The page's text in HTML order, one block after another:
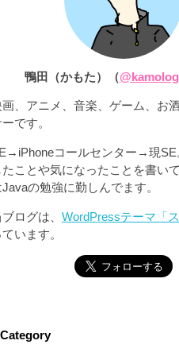
鴨田（かもた）（
画、アニメ、音楽、ゲーム、お
です。
コールセンター→現SE
たことや気になったことを書い
Javaの勉強に勤しんでます。
ログは、 WordPressテーマ「ス
ています。
Category